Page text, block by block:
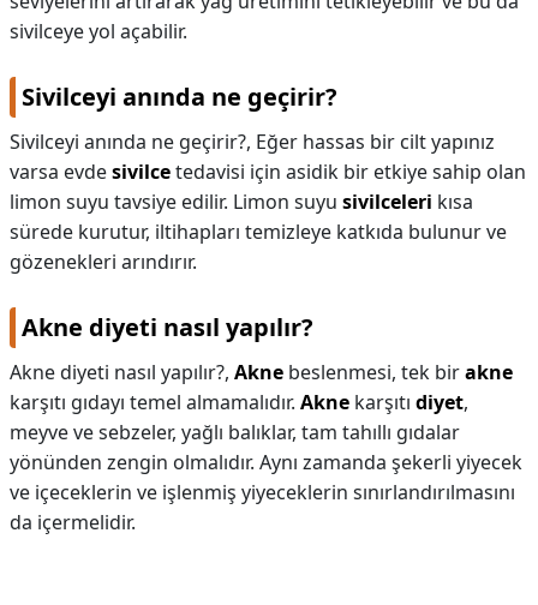
sivilceye yol açabilir.
Sivilceyi anında ne geçirir?
Sivilceyi anında ne geçirir?, Eğer hassas bir cilt yapınız
varsa evdesivilcetedavisi için asidik bir etkiye sahip olan
limon suyu tavsiye edilir. Limon suyu sivilceleri kısa
sürede kurutur, iltihapları temizleye katkıda bulunur ve
gözenekleri arındırır.
Akne diyeti nasıl yapılır?
Akne diyeti nasıl yapılır?, Akne beslenmesi, tek birakne
karşıtı gıdayı temel almamalıdır. Akne karşıtı diyet,
meyve ve sebzeler, yağlı balıklar, tam tahıllı gıdalar
yönünden zengin olmalıdır. Aynı zamanda şekerli yiyecek
ve içeceklerin ve işlenmiş yiyeceklerin sınırlandırılmasını
da içermelidir.